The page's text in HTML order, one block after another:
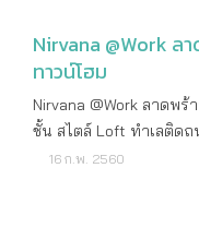
โครงการกว่า 6,000 ล้า
300,000 บาท/ตร.ม. คอ
ของแม่น้ำเจ้าพระยา ท
ของทั้งฝั่งเมืองเก่าและฝั่
Nirvana @Work ล
ทาวน์โฮม
Nirvana @Work ลาดพ
ชั้น สไตล์ Loft ทำเลติด
งานได้เต็มที่ทุกตารางเ
16 ก.พ. 2560